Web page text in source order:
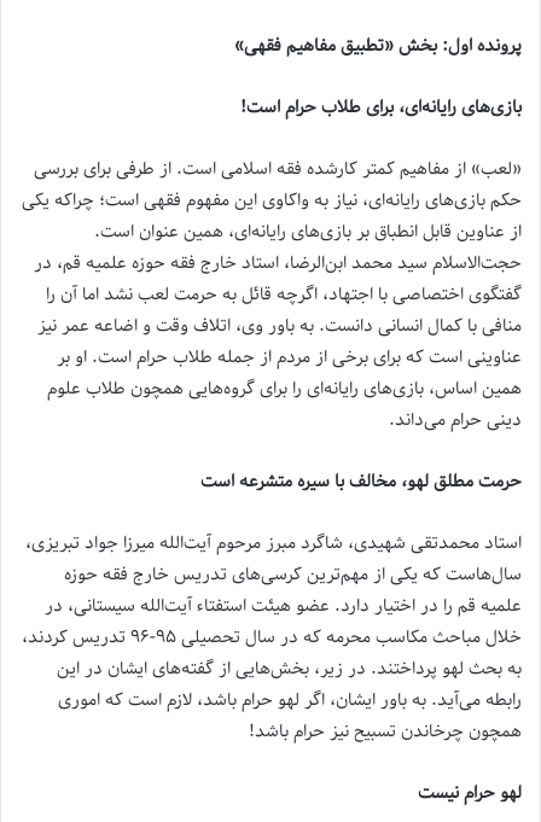
پرونده اول: بخش «تطبیق مفاهیم فقهی»
بازی‌های رایانه‌ای، برای طلاب حرام است!
«لعب» از مفاهیم کمتر کارشده فقه اسلامی است. از طرفی برای بررسی
حکم بازی‌های رایانه‌ای، نیاز به واکاوی این مفهوم فقهی است؛ چراکه یکی
از عناوین قابل انطباق بر بازی‌های رایانه‌ای، همین عنوان است.
حجت‌الاسلام سید محمد ابن‌الرضا، استاد خارج فقه حوزه علمیه قم، در
گفتگوی اختصاصی با اجتهاد، اگرچه قائل به حرمت لعب نشد اما آن را
منافی با کمال انسانی دانست. به باور وی، اتلاف وقت و اضاعه عمر نیز
عناوینی است که برای برخی از مردم از جمله طلاب حرام است. او بر
همین اساس، بازی‌های رایانه‌ای را برای گروه‌هایی همچون طلاب علوم
دینی حرام می‌داند.
حرمت مطلق لهو، مخالف با سیره متشرعه است
استاد محمدتقی شهیدی، شاگرد مبرز مرحوم آیت‌الله میرزا جواد تبریزی،
سال‌هاست که یکی از مهم‌ترین کرسی‌های تدریس خارج فقه حوزه
علمیه قم را در اختیار دارد. عضو هیئت استفتاء آیت‌الله سیستانی، در
خلال مباحث مکاسب محرمه که در سال تحصیلی ۹۵-۹۶ تدریس کردند،
به بحث لهو پرداختند. در زیر، بخش‌هایی از گفته‌های ایشان در این
رابطه می‌آید. به باور ایشان، اگر لهو حرام باشد، لازم است که اموری
همچون چرخاندن تسبیح نیز حرام باشد!
‌لهو حرام نیست